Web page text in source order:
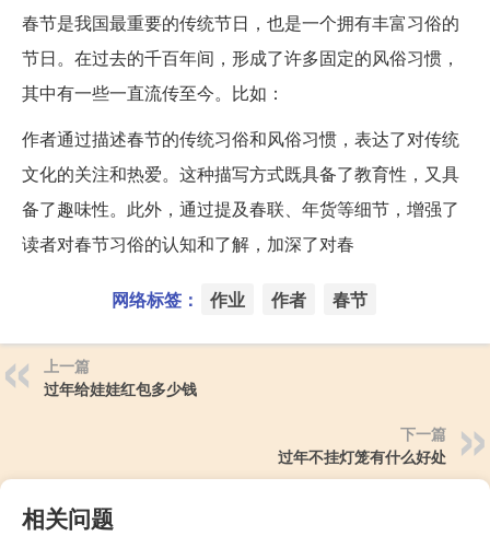
春节是我国最重要的传统节日，也是一个拥有丰富习俗的
节日。在过去的千百年间，形成了许多固定的风俗习惯，
其中有一些一直流传至今。比如：
作者通过描述春节的传统习俗和风俗习惯，表达了对传统
文化的关注和热爱。这种描写方式既具备了教育性，又具
备了趣味性。此外，通过提及春联、年货等细节，增强了
读者对春节习俗的认知和了解，加深了对春
网络标签： 作业 作者 春节
上一篇
过年给娃娃红包多少钱
下一篇
过年不挂灯笼有什么好处
相关问题